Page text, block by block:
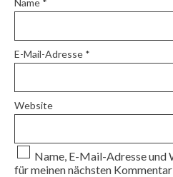
E-Mail-Adresse *
Website
Name, E-Mail-Adresse und
für meinen nächsten Kommentar